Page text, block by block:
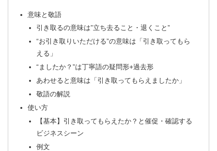
意味と敬語
引き取るの意味は”立ち去ること・退くこと”
“お引き取りいただける”の意味は「引き取ってもら
える」
“ましたか？”は丁寧語の疑問形+過去形
あわせると意味は「引き取ってもらえましたか」
敬語の解説
使い方
【基本】引き取ってもらえたか？と催促・確認する
ビジネスシーン
例文